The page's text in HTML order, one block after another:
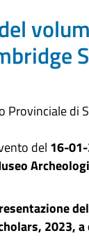
Provinciale di
del 16-
2023,